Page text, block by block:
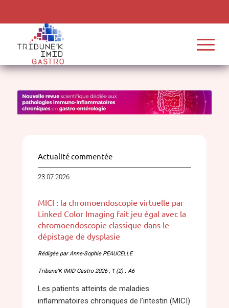
Actualité commentée
23.07.2026
MICI : la chromoendoscopie virtuelle par
Linked Color Imaging fait jeu égal avec la
chromoendoscopie classique dans le
dépistage de dysplasie
Rédigée par Anne-Sophie PEAUCELLE
Tribune'K IMID Gastro 2026 ; 1 (2) : A6
Les patients atteints de maladies
inflammatoires chroniques de l’intestin (MICI)